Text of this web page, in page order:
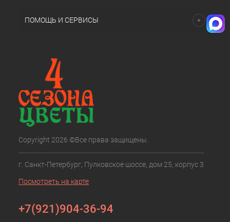
ПОМОЩЬ И СЕРВИСЫ
Copyright 2026 ©Все права защищены.
г. Санкт-Петербург, Пулковское шоссе, дом 25, корпус 3
Посмотреть на карте
+7(921)904-36-94